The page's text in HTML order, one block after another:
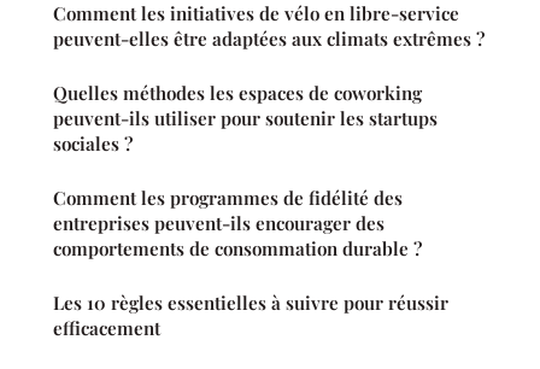
Comment les initiatives de vélo en libre-service
peuvent-elles être adaptées aux climats extrêmes ?
Quelles méthodes les espaces de coworking
peuvent-ils utiliser pour soutenir les startups
sociales ?
Comment les programmes de fidélité des
entreprises peuvent-ils encourager des
comportements de consommation durable ?
Les 10 règles essentielles à suivre pour réussir
efficacement